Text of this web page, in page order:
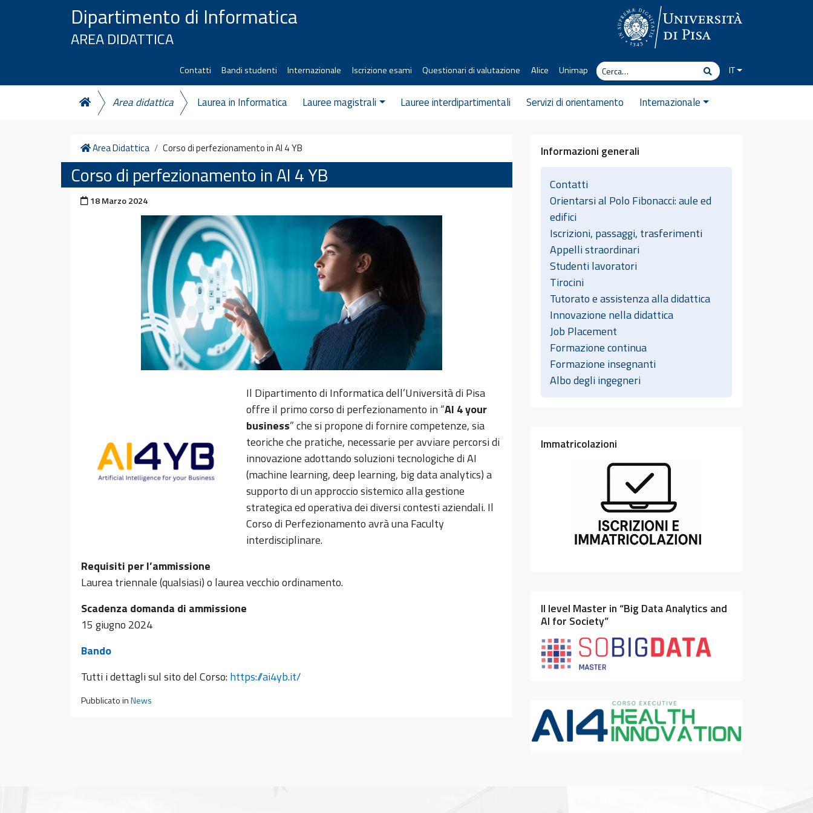
Vai al contenutoDipartimento di Informatica
AREA DIDATTICA
Contatti Bandi studenti Internazionale Iscrizione esami Questionari di valutazione Alice Unimap
Cerca
CercaIT
Area didattica Laurea in Informatica Lauree magistrali Lauree interdipartimentali Servizi di orientamento Internazionale
Home
Area Didattica Corso di perfezionamento in AI 4 YB
Corso di perfezionamento in AI 4 YB
Pubblicato il
18 Marzo 2024
Il Dipartimento di Informatica dell’Università di Pisa
offre il primo corso di perfezionamento in “AI 4 your
business” che si propone di fornire competenze, sia
teoriche che pratiche, necessarie per avviare percorsi di
innovazione adottando soluzioni tecnologiche di AI
(machine learning, deep learning, big data analytics) a
supporto di un approccio sistemico alla gestione
strategica ed operativa dei diversi contesti aziendali. Il
Corso di Perfezionamento avrà una Faculty
interdisciplinare.
Requisiti per l’ammissione
Laurea triennale (qualsiasi) o laurea vecchio ordinamento.
Scadenza domanda di ammissione
15 giugno 2024
Bando
Tutti i dettagli sul sito del Corso:https://ai4yb.it/
Pubblicato inNews
Informazioni generali
Contatti
Orientarsi al Polo Fibonacci: aule ed
edifici
Iscrizioni, passaggi, trasferimenti
Appelli straordinari
Studenti lavoratori
Tirocini
Tutorato e assistenza alla didattica
Innovazione nella didattica
Job Placement
Formazione continua
Formazione insegnanti
Albo degli ingegneri
Immatricolazioni
II level Master in “Big Data Analytics and
AI for Society”